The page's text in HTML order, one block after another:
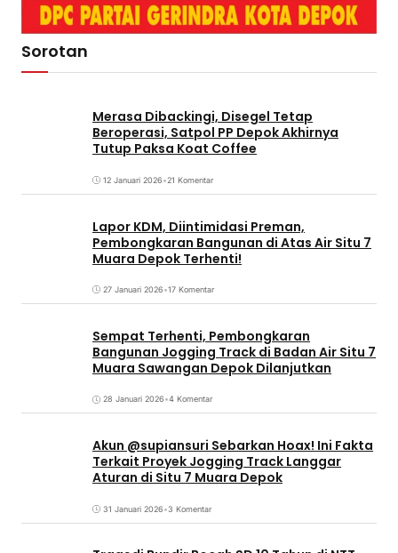
Sorotan
Merasa Dibackingi, Disegel Tetap
Beroperasi, Satpol PP Depok Akhirnya
Tutup Paksa Koat Coffee
12 Januari 2026•21 Komentar
Lapor KDM, Diintimidasi Preman,
Pembongkaran Bangunan di Atas Air Situ 7
Muara Depok Terhenti!
27 Januari 2026•17 Komentar
Sempat Terhenti, Pembongkaran
Bangunan Jogging Track di Badan Air Situ 7
Muara Sawangan Depok Dilanjutkan
28 Januari 2026•4 Komentar
Akun @supiansuri Sebarkan Hoax! Ini Fakta
Terkait Proyek Jogging Track Langgar
Aturan di Situ 7 Muara Depok
31 Januari 2026•3 Komentar